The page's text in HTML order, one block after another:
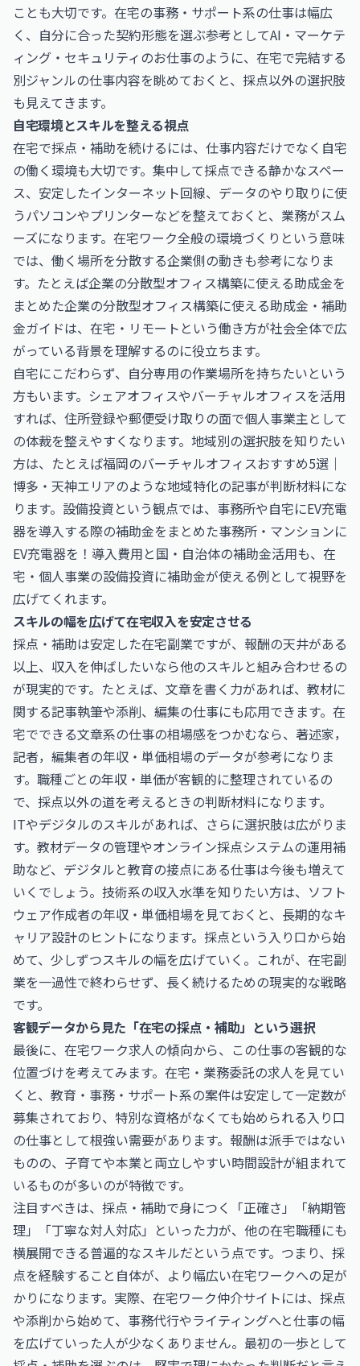
ことも大切です。在宅の事務・サポート系の仕事は幅広
く、自分に合った契約形態を選ぶ参考としてAI・マーケテ
ィング・セキュリティのお仕事のように、在宅で完結する
別ジャンルの仕事内容を眺めておくと、採点以外の選択肢
も見えてきます。
自宅環境とスキルを整える視点
在宅で採点・補助を続けるには、仕事内容だけでなく自宅
の働く環境も大切です。集中して採点できる静かなスペー
ス、安定したインターネット回線、データのやり取りに使
うパソコンやプリンターなどを整えておくと、業務がスム
ーズになります。在宅ワーク全般の環境づくりという意味
では、働く場所を分散する企業側の動きも参考になりま
す。たとえば企業の分散型オフィス構築に使える助成金を
まとめた企業の分散型オフィス構築に使える助成金・補助
金ガイドは、在宅・リモートという働き方が社会全体で広
がっている背景を理解するのに役立ちます。
自宅にこだわらず、自分専用の作業場所を持ちたいという
方もいます。シェアオフィスやバーチャルオフィスを活用
すれば、住所登録や郵便受け取りの面で個人事業主として
の体裁を整えやすくなります。地域別の選択肢を知りたい
方は、たとえば福岡のバーチャルオフィスおすすめ5選｜
博多・天神エリアのような地域特化の記事が判断材料にな
ります。設備投資という観点では、事務所や自宅にEV充電
器を導入する際の補助金をまとめた事務所・マンションに
EV充電器を！導入費用と国・自治体の補助金活用も、在
宅・個人事業の設備投資に補助金が使える例として視野を
広げてくれます。
スキルの幅を広げて在宅収入を安定させる
採点・補助は安定した在宅副業ですが、報酬の天井がある
以上、収入を伸ばしたいなら他のスキルと組み合わせるの
が現実的です。たとえば、文章を書く力があれば、教材に
関する記事執筆や添削、編集の仕事にも応用できます。在
宅でできる文章系の仕事の相場感をつかむなら、 著述家，
記者，編集者の年収・単価相場のデータが参考になりま
す。職種ごとの年収・単価が客観的に整理されているの
で、採点以外の道を考えるときの判断材料になります。
ITやデジタルのスキルがあれば、さらに選択肢は広がりま
す。教材データの管理やオンライン採点システムの運用補
助など、デジタルと教育の接点にある仕事は今後も増えて
いくでしょう。技術系の収入水準を知りたい方は、 ソフト
ウェア作成者の年収・単価相場を見ておくと、長期的なキ
ャリア設計のヒントになります。採点という入り口から始
めて、少しずつスキルの幅を広げていく。これが、在宅副
業を一過性で終わらせず、長く続けるための現実的な戦略
です。
客観データから見た「在宅の採点・補助」という選択
最後に、在宅ワーク求人の傾向から、この仕事の客観的な
位置づけを考えてみます。在宅・業務委託の求人を見てい
くと、教育・事務・サポート系の案件は安定して一定数が
募集されており、特別な資格がなくても始められる入り口
の仕事として根強い需要があります。報酬は派手ではない
ものの、子育てや本業と両立しやすい時間設計が組まれて
いるものが多いのが特徴です。
注目すべきは、採点・補助で身につく「正確さ」「納期管
理」「丁寧な対人対応」といった力が、他の在宅職種にも
横展開できる普遍的なスキルだという点です。つまり、採
点を経験すること自体が、より幅広い在宅ワークへの足が
かりになります。実際、在宅ワーク仲介サイトには、採点
や添削から始めて、事務代行やライティングへと仕事の幅
を広げていった人が少なくありません。最初の一歩として